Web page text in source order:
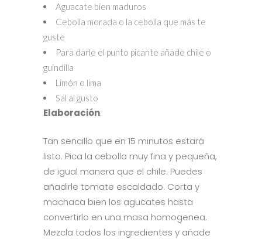
Aguacate bien maduros
Cebolla morada o la cebolla que más te
guste
Para darle el punto picante añade chile o
guindilla
Limón o lima
Sal al gusto
Elaboración:
Tan sencillo que en 15 minutos estará
listo. Pica la cebolla muy fina y pequeña,
de igual manera que el chile. Puedes
añadirle tomate escaldado. Corta y
machaca bien los agucates hasta
convertirlo en una masa homogenea.
Mezcla todos los ingredientes y añade